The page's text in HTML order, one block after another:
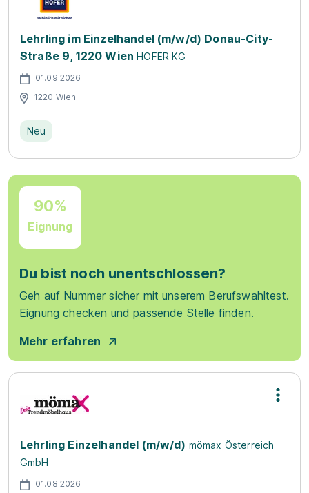
Lehrling im Einzelhandel (m/w/d) Donau-City-
Straße 9, 1220 Wien HOFER KG
01.09.2026
1220 Wien
Neu
90%
Eignung
Du bist noch unentschlossen?
Geh auf Nummer sicher mit unserem Berufswahltest.
Eignung checken und passende Stelle finden.
Mehr erfahren
Lehrling Einzelhandel (m/w/d) mömax Österreich
GmbH
01.08.2026